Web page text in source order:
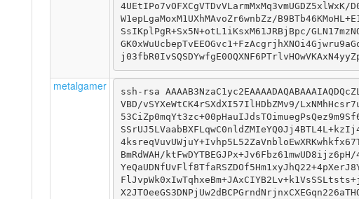
W1epLgaMoxM1UXhMAvoZr6wnbZz/
SsIKplPgR+Sx5N+otL1iKsxM61JRBjBpc/
metalgamer
ssh-rsa
VBD/vSYXeWtCK4rSXdXI57IlHDbZMv9/
BmRdWAH/